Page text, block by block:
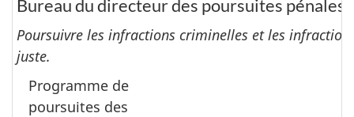
Bureau du directeur des poursuites pénales
Poursuivre les infractions criminelles et les
juste.
Programme de
poursuites des